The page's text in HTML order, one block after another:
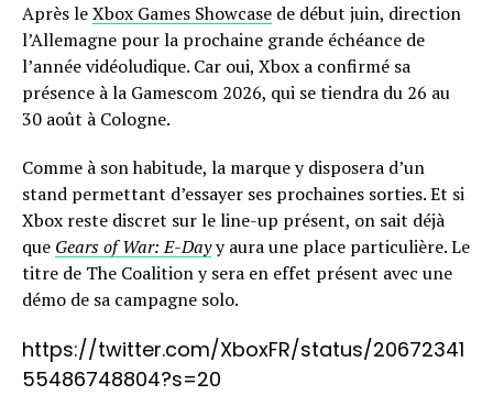
Après leXbox Games Showcase de début juin, direction
l’Allemagne pour la prochaine grande échéance de
l’année vidéoludique. Car oui, Xbox a confirmé sa
présence à la Gamescom 2026, qui se tiendra du 26 au
30 août à Cologne.
Comme à son habitude, la marque y disposera d’un
stand permettant d’essayer ses prochaines sorties. Et si
Xbox reste discret sur le line-up présent, on sait déjà
que Gears of War: E-Dayy aura une place particulière. Le
titre de The Coalition y sera en effet présent avec une
démo de sa campagne solo.
https://twitter.com/XboxFR/status/20672341
55486748804?s=20